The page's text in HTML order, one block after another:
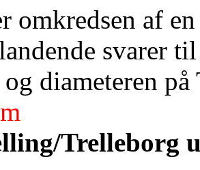
omkredsen af
svarer
diameteren
Trelleborg